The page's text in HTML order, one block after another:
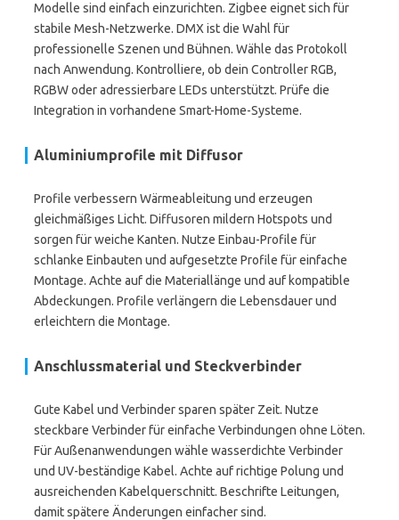
Modelle sind einfach einzurichten. Zigbee eignet sich für
stabile Mesh-Netzwerke. DMX ist die Wahl für
professionelle Szenen und Bühnen. Wähle das Protokoll
nach Anwendung. Kontrolliere, ob dein Controller RGB,
RGBW oder adressierbare LEDs unterstützt. Prüfe die
Integration in vorhandene Smart-Home-Systeme.
Aluminiumprofile mit Diffusor
Profile verbessern Wärmeableitung und erzeugen
gleichmäßiges Licht. Diffusoren mildern Hotspots und
sorgen für weiche Kanten. Nutze Einbau-Profile für
schlanke Einbauten und aufgesetzte Profile für einfache
Montage. Achte auf die Materiallänge und auf kompatible
Abdeckungen. Profile verlängern die Lebensdauer und
erleichtern die Montage.
Anschlussmaterial und Steckverbinder
Gute Kabel und Verbinder sparen später Zeit. Nutze
steckbare Verbinder für einfache Verbindungen ohne Löten.
Für Außenanwendungen wähle wasserdichte Verbinder
und UV-beständige Kabel. Achte auf richtige Polung und
ausreichenden Kabelquerschnitt. Beschrifte Leitungen,
damit spätere Änderungen einfacher sind.